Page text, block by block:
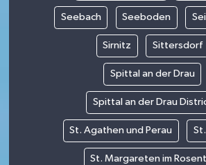
Seebach Seeboden
Sirnitz Sittersdorf
Spittal an der Drau
Spittal an der Drau
St. Agathen und Perau
St. Margareten im